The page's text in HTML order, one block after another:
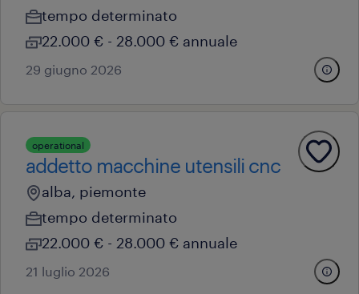
tempo determinato
22.000 € - 28.000 € annuale
29 giugno 2026
operational
addetto macchine utensili cnc
alba, piemonte
tempo determinato
22.000 € - 28.000 € annuale
21 luglio 2026